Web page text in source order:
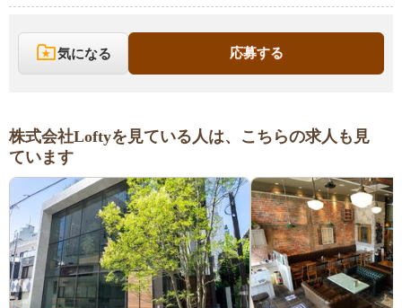
気になる 応募する
株式会社Loftyを見ている人は、こちらの求人も見
ています